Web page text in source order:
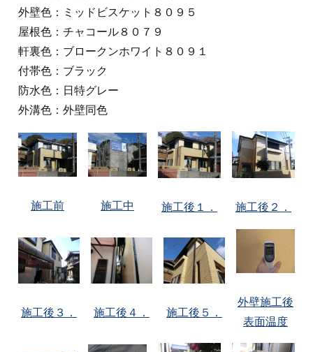
外壁色：ミッドビスケット８０９５
屋根色：チャコール８０７９
軒裏色：ブロークンホワイト８０９１
付帯色：ブラック
防水色：日特グレー
外溝色：外壁同色
施工前 施工中 施工後１． 施工後２．
施工後３． 施工後４． 施工後５．
外壁施工後
表面温度